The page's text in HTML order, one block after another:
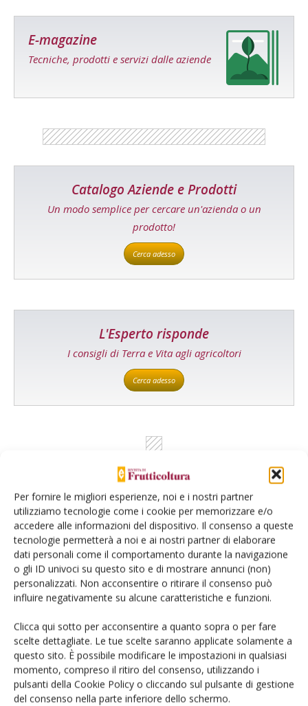
Per fornire le migliori esperienze, noi e i nostri partner
utilizziamo tecnologie come i cookie per memorizzare e/o
accedere alle informazioni del dispositivo. Il consenso a queste
tecnologie permetterà a noi e ai nostri partner di elaborare
dati personali come il comportamento durante la navigazione
o gli ID univoci su questo sito e di mostrare annunci (non)
personalizzati. Non acconsentire o ritirare il consenso può
influire negativamente su alcune caratteristiche e funzioni.
Clicca qui sotto per acconsentire a quanto sopra o per fare
scelte dettagliate. Le tue scelte saranno applicate solamente a
questo sito. È possibile modificare le impostazioni in qualsiasi
momento, compreso il ritiro del consenso, utilizzando i
pulsanti della Cookie Policy o cliccando sul pulsante di gestione
del consenso nella parte inferiore dello schermo.
E-magazine
Tecniche, prodotti e servizi dalle aziende
Catalogo Aziende e Prodotti
Un modo semplice per cercare un'azienda o un
prodotto!
Cerca adesso
L'Esperto risponde
I consigli di Terra e Vita agli agricoltori
Cerca adesso
Dalla stessa categoria
MELO 6 Agosto 2026
Mele, la produzione europea
scenderà sotto i 10 milioni di
tonnellate
Secondo le previsioni di Prognosfruit 2026, pesano nel bilancio gli
eventi climatici estremi. Ma le prospettive di mercato sono buone
DiRedazione Frutticoltura